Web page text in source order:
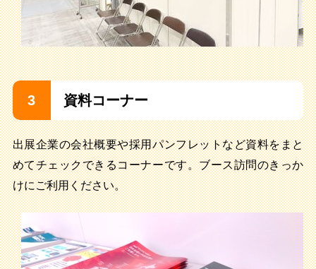
3 資料コーナー
出展企業の会社概要や採用パンフレットなど資料をまと
めてチェックできるコーナーです。ブース訪問のきっか
けにご利用ください。